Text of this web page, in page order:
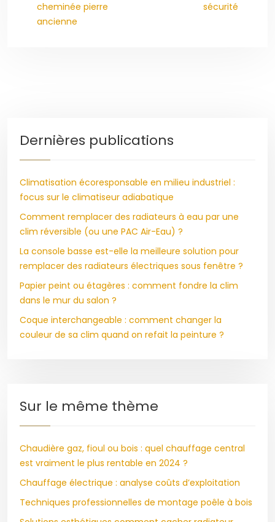
cheminée pierre
ancienne
sécurité
Dernières publications
Climatisation écoresponsable en milieu industriel :
focus sur le climatiseur adiabatique
Comment remplacer des radiateurs à eau par une
clim réversible (ou une PAC Air-Eau) ?
La console basse est-elle la meilleure solution pour
remplacer des radiateurs électriques sous fenêtre ?
Papier peint ou étagères : comment fondre la clim
dans le mur du salon ?
Coque interchangeable : comment changer la
couleur de sa clim quand on refait la peinture ?
Sur le même thème
Chaudière gaz, fioul ou bois : quel chauffage central
est vraiment le plus rentable en 2024 ?
Chauffage électrique : analyse coûts d’exploitation
Techniques professionnelles de montage poêle à bois